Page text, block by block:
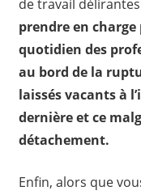
de travail
prendre en
quotidien des
au bord de la
laissés vacants à
dernière et ce
détachement.
Enfin, alors que